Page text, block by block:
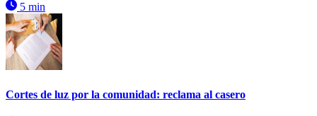
5 min
Cortes de luz por la comunidad: reclama al casero